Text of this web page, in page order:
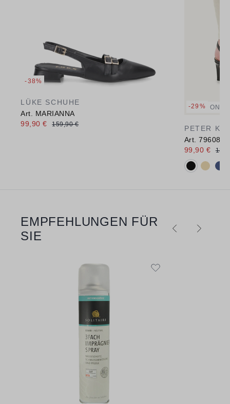
-38%
LÜKE SCHUHE
Art. MARIANNA
99,90 €
159,90 €
-29%
PETER
Art. 79608
99,90 €
Verfügbare
Produktgalerie überspringen
EMPFEHLUNGEN FÜR
SIE